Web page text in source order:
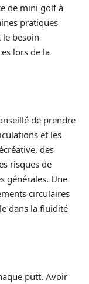
de mini golf à
pratiques
besoin
lors de la
de prendre
et les
des
risques de
générales. Une
circulaires
dans la fluidité
putt. Avoir